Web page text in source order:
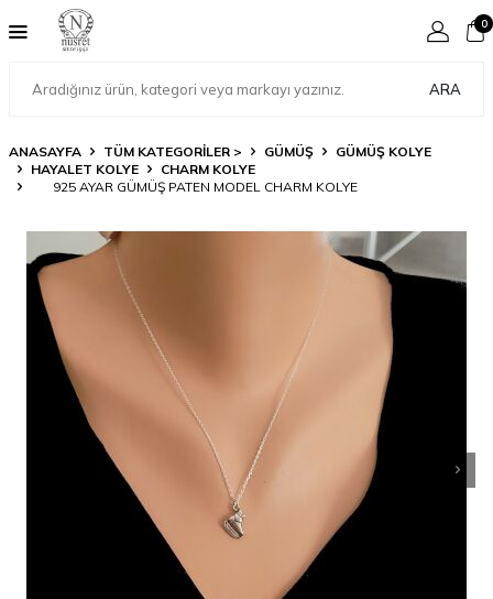
ARA
0
ANASAYFA TÜM KATEGORİLER > GÜMÜŞ
GÜMÜŞ KOLYE
HAYALET KOLYE
CHARM KOLYE
925 AYAR GÜMÜŞ PATEN MODEL CHARM KOLYE